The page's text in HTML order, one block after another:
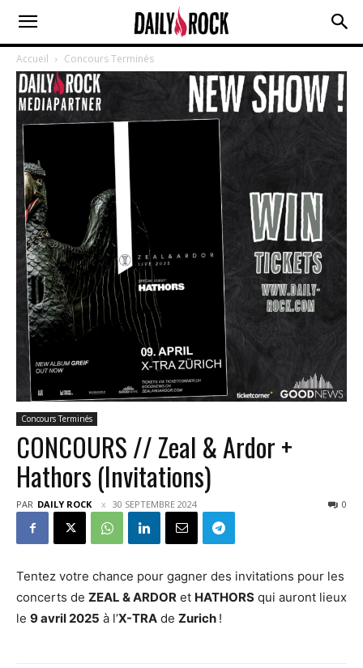
Accueil Concours Terminés
Concours Terminés
CONCOURS // Zeal & Ardor +
Hathors (Invitations)
PAR DAILY ROCK 30 SEPTEMBRE 2024 0
Tentez votre chance pour gagner des invitations pour les
concerts de ZEAL & ARDOR et HATHORS qui auront lieux
le 9 avril 2025 à l’X-TRA de Zurich !